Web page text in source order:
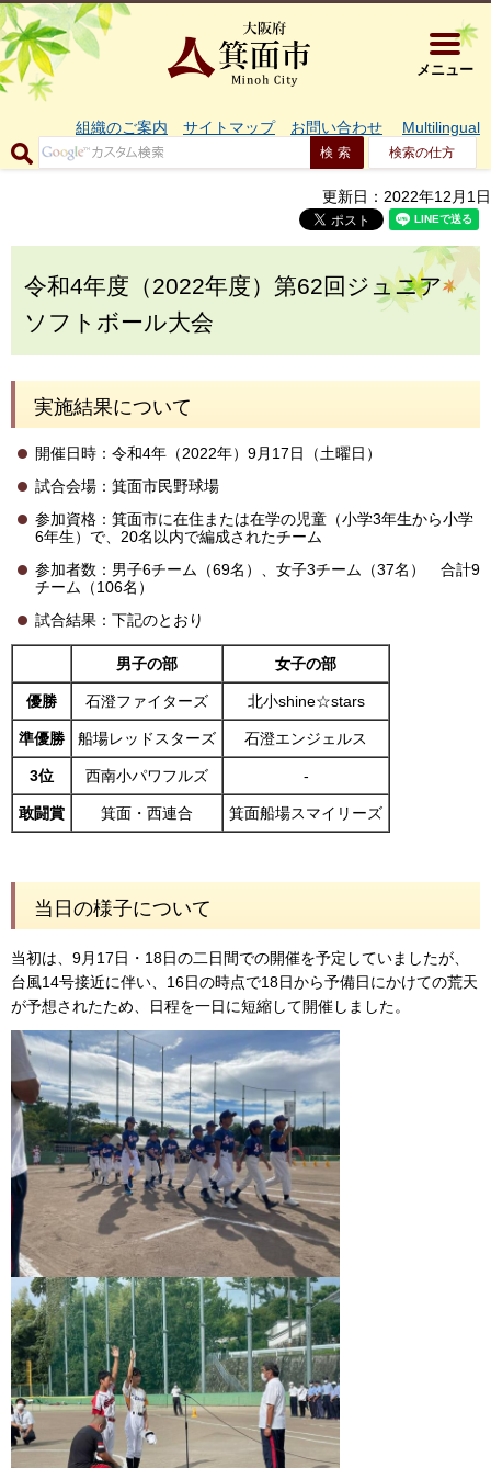
大阪府箕
メニュー
組織のご案内 サイトマップ お問い合わせ Multilingual
検索の仕方
更新日：2022年12月1日
令和4年度（2022年度）第62回ジュニア
ソフトボール大会
実施結果について
開催日時：令和4年（2022年）9月17日（土曜日）
試合会場：箕面市民野球場
参加資格：箕面市に在住または在学の児童（小学3年生から小学
6年生）で、20名以内で編成されたチーム
参加者数：男子6チーム（69名）、女子3チーム（37名） 合計9
チーム（106名）
試合結果：下記のとおり
男子の部 女子の部
優勝 石澄ファイターズ 北小shine☆stars
準優勝 船場レッドスターズ 石澄エンジェルス
3位 西南小パワフルズ -
敢闘賞 箕面・西連合 箕面船場スマイリーズ
当日の様子について
当初は、9月17日・18日の二日間での開催を予定していましたが、
台風14号接近に伴い、16日の時点で18日から予備日にかけての荒天
が予想されたため、日程を一日に短縮して開催しました。